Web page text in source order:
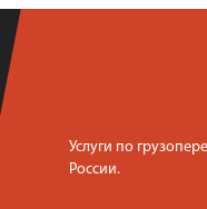
Услуги по
России.